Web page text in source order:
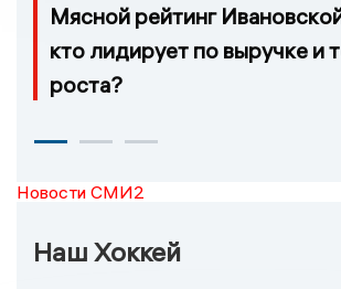
Мясной рейтинг
кто лидирует по выручке и
роста?
Новости СМИ2
Наш Хоккей